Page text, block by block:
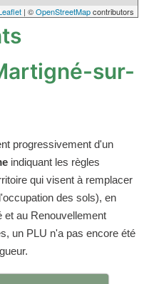
| ©OpenStreetMapcontributors
sur-
progressivement d'un
indiquant les règles
qui visent à remplacer
des sols), en
et au Renouvellement
un PLU n'a pas encore été